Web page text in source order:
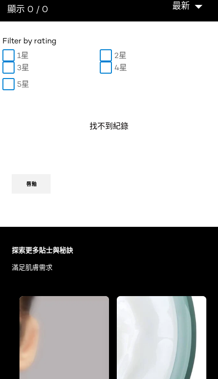
顯示 0 / 0 最新
Filter by rating
1星
2星
3星
4星
5星
找不到紀錄
唇釉
探索更多貼士與秘訣
滿足肌膚需求